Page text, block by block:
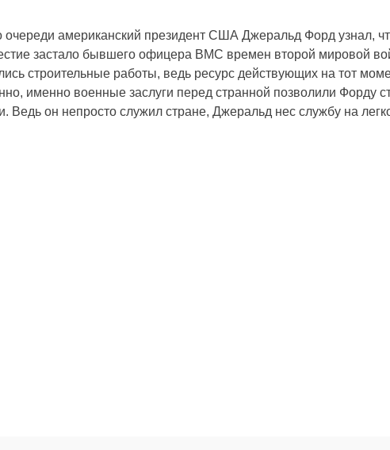
очереди американский президент США Джеральд Форд узнал,
застало бывшего офицера ВМС времен второй мировой
строительные работы, ведь ресурс действующих на тот
именно военные заслуги перед странной позволили Форду
Ведь он непросто служил стране, Джеральд нес службу на